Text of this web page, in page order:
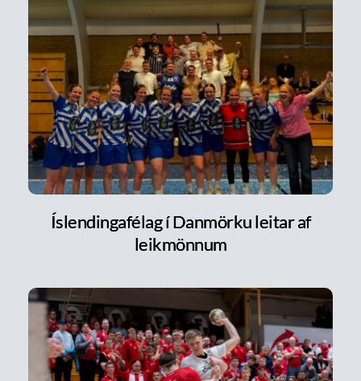
Íslendingafélag í Danmörku leitar af
leikmönnum